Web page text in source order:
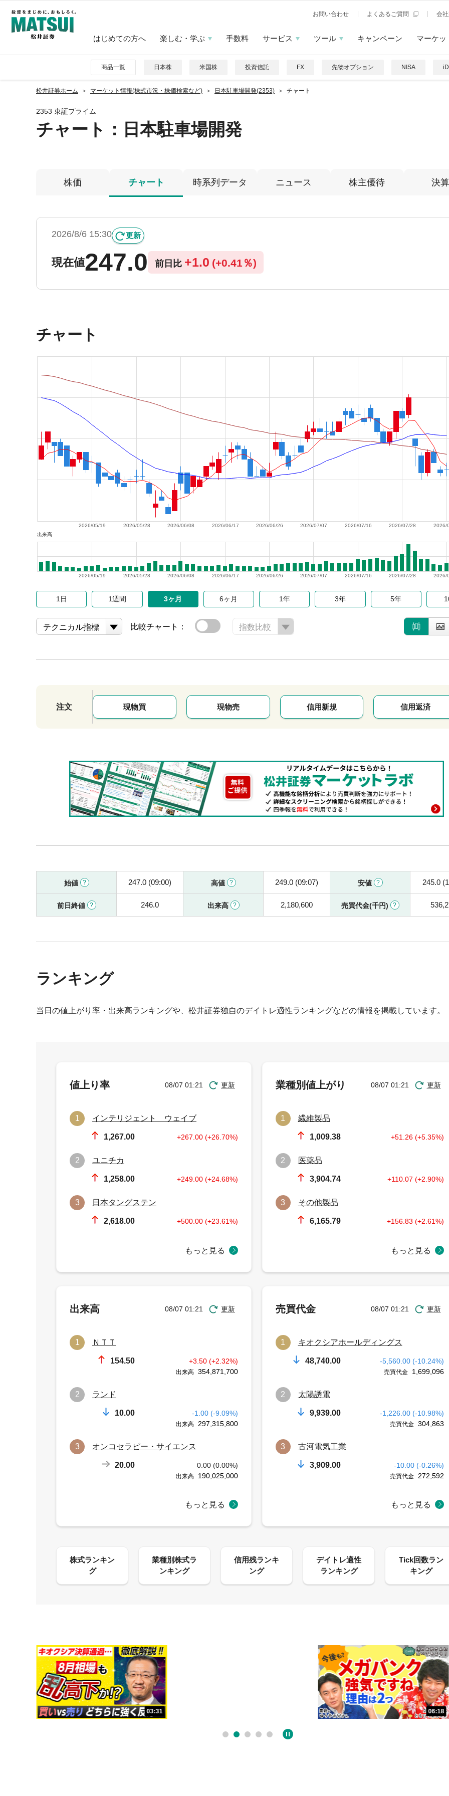
お問い合わせ よくあるご質問 会
はじめての方へ 楽しむ・学ぶ 手数料 サービス ツール キャンペーン マーケッ
商品一覧 日本株 米国株 投資信託 FX 先物オプション NISA
松井証券ホーム マーケット情報(株式市況・株価検索など) 日本駐車場開発(2353) チャート
2353 東証プライム
チャート： 日本駐車場開発
株価 チャート 時系列データ ニュース 株主優待 決算
2026/8/6 15:30 更新
現在値247.0 前日比 +1.0 (+0.41％)
チャート
2026/
2026/07/28
2026/07/16
2026/07/07
2026/06/26
2026/06/17
2026/06/08
2026/05/28
2026/05/19
出来高
2026/
2026/07/28
2026/07/16
2026/07/07
2026/06/26
2026/06/17
2026/06/08
2026/05/28
2026/05/19
1日 1週間 3ヶ月 6ヶ月 1年 3年 5年
テクニカル指標 比較チャート： 指数比較
注文 現物買 現物売 信用新規 信用返済
始値 247.0 (09:00) 高値 249.0 (09:07) 安値 245.0
前日終値 246.0 出来高 2,180,600 売買代金(千円)
ランキング
当日の値上がり率・出来高ランキングや、松井証券独自のデイトレ適性ランキングなどの情報を掲載しています。
05:09